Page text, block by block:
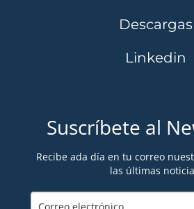
Descargas
Linkedin
Suscríbete al
Recibe ada día en tu correo
las últimas